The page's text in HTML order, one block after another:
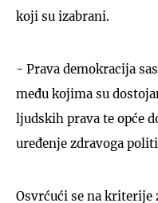
koji su izabrani.
- Prava demokracija
među kojima su
ljudskih prava te opće
uređenje zdravoga
Osvrćući se na kriterije